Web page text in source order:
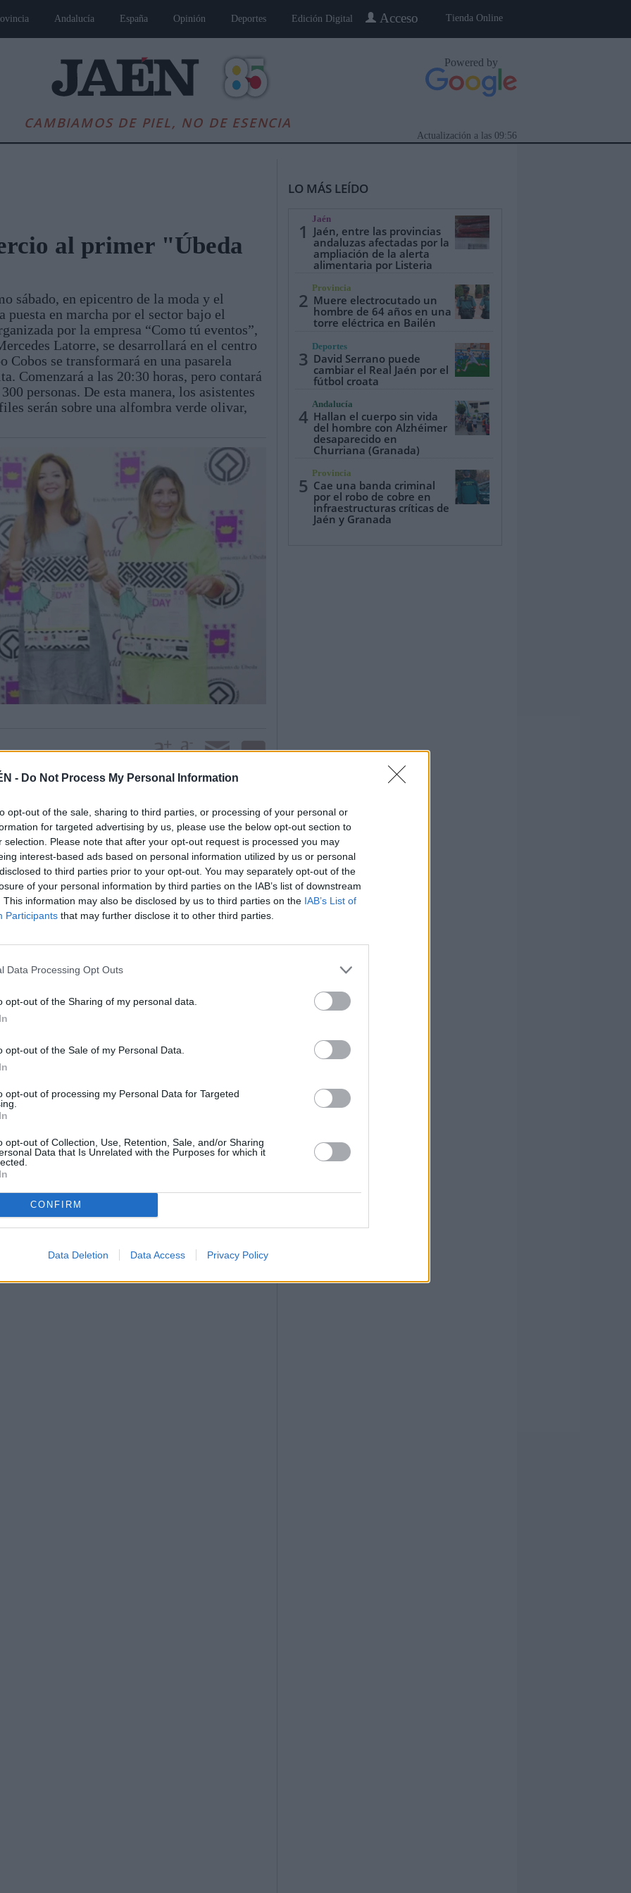
- Do Not Process My Personal Information
opt-out of the sale, sharing to third parties, or processing of your personal or
for targeted advertising by us, please use the below opt-out section to
selection. Please note that after your opt-out request is processed you may
interest-based ads based on personal information utilized by us or personal
to third parties prior to your opt-out. You may separately opt-out of the
of your personal information by third parties on the IAB’s list of downstream
This information may also be disclosed by us to third parties on the IAB’s List of
Participants that may further disclose it to other third parties.
Data Processing Opt Outs
opt-out of the Sharing of my personal data.
opt-out of the Sale of my Personal Data.
opt-out of processing my Personal Data for Targeted
opt-out of Collection, Use, Retention, Sale, and/or Sharing
Data that Is Unrelated with the Purposes for which it
CONFIRM
Data Deletion Data Access Privacy Policy
Tienda Online
Acceso
Andalucía España Opinión Deportes Edición Digital
CAMBIAMOS DE PIEL, NO DE ESENCIA
Powered by
09:56
Actualización a las
Jaén, Pueblo a Pueblo Gente Especiales
al primer "Úbeda
sábado, en epicentro de la moda y el
en marcha por el sector bajo el
por la empresa “Como tú eventos”,
Latorre, se desarrollará en el centro
se transformará en una pasarela
Comenzará a las 20:30 horas, pero contará
personas. De esta manera, los asistentes
serán sobre una alfombra verde olivar,
de Úbeda se mostró el apoyo a esta idea. En
equipo de Gobierno apuesta por desarrollar
aportar valores añadidos a la oferta comercial
las últimas tendencias en moda para la nueva
sino que también dará la oportunidad de
diseñadores de la zona. Las empresas que
Pruden, Federópticos Trinidad, Gocco, Little
Carolina Decoración y Zaparanda.
ya que hay diseñadores que están
de este mundo”, explicó la organización.
como Felipe Duque, Ferrándiz y Pablo Tito,
de barro y plata; Marga García, diseñadora de
sus diseños para esta temporada. Por otra parte,
que el equipo estético estará compuesto por
Trini y Espacio Zen, peluquerías de Úbeda que,
mucho interés en estar presentes en este
para las más 300 sillas que se van a instalar a pie
comercios participantes. Habrá una modificación
ubicadas en esta calle comercial,
promocional.
LO MÁS LEÍDO
1
Jaén
Jaén, entre las provincias
andaluzas afectadas por la
ampliación de la alerta
alimentaria por Listeria
2
Provincia
Muere electrocutado un
hombre de 64 años en una
torre eléctrica en Bailén
3
Deportes
David Serrano puede
cambiar el Real Jaén por el
fútbol croata
4
Andalucía
Hallan el cuerpo sin vida
del hombre con Alzhéimer
desaparecido en
Churriana (Granada)
5
Provincia
Cae una banda criminal
por el robo de cobre en
infraestructuras críticas de
Jaén y Granada